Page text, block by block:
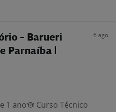
- Barueri
Parnaíba |
6 ago
1 ano
Curso Técnico